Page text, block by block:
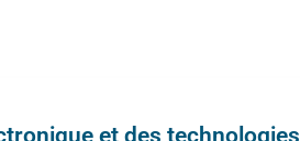
et des technologies